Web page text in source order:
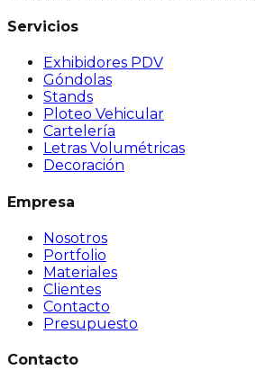
Servicios
Exhibidores PDV
Góndolas
Stands
Ploteo Vehicular
Cartelería
Letras Volumétricas
Decoración
Empresa
Nosotros
Portfolio
Materiales
Clientes
Contacto
Presupuesto
Contacto